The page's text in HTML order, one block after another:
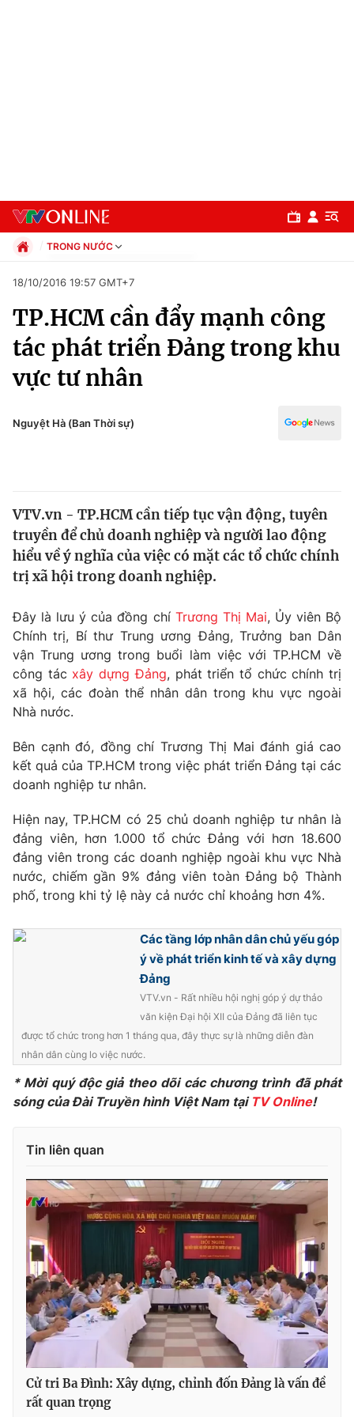
Chuyên mục
Chính trị
Thế giới
Tin tức
Câu chuyện quốc tế
Kinh tế
Tài chính
Thị trường
Góc doanh nghiệp
Dữ liệu và đời sống
Truyền hình
Phim VTV
Hậu trường
Nhân vật
Giải sao mai
Điện ảnh
Âm nhạc
Sao
Đời sống
Làm đẹp
Chất lượng cuộc sống
Giáo dục
Tuyển sinh
Học trực tuyến
Công nghệ
Hitech Công nghệ tương lai
Sản phẩm
Emagazine Podcast
Photo Infographic
VTV Money VTV Thể thao
VTV Sức khoẻ Bất động sản
Thị trường 24h Tấm lòng Việt
VTV4 Vươn mình bằng AI
VTV9 VTV8
Liên hệ tòa soạn
TRONG NƯỚC
Xã hội
Pháp luật
Thể thao
Truyền hình
18/10/2016 19:57 GMT+7
TP.HCM cần đẩy mạnh công
tác phát triển Đảng trong khu
vực tư nhân
Nguyệt Hà (Ban Thời sự)
VTV.vn - TP.HCM cần tiếp tục vận động, tuyên
truyền để chủ doanh nghiệp và người lao động
hiểu về ý nghĩa của việc có mặt các tổ chức chính
trị xã hội trong doanh nghiệp.
Đây là lưu ý của đồng chí Trương Thị Mai, Ủy viên Bộ
Chính trị, Bí thư Trung ương Đảng, Trưởng ban Dân
vận Trung ương trong buổi làm việc với TP.HCM về
công tác xây dựng Đảng, phát triển tổ chức chính trị
xã hội, các đoàn thể nhân dân trong khu vực ngoài
Nhà nước.
Bên cạnh đó, đồng chí Trương Thị Mai đánh giá cao
kết quả của TP.HCM trong việc phát triển Đảng tại các
doanh nghiệp tư nhân.
Hiện nay, TP.HCM có 25 chủ doanh nghiệp tư nhân là
đảng viên, hơn 1.000 tổ chức Đảng với hơn 18.600
đảng viên trong các doanh nghiệp ngoài khu vực Nhà
nước, chiếm gần 9% đảng viên toàn Đảng bộ Thành
phố, trong khi tỷ lệ này cả nước chỉ khoảng hơn 4%.
Các tầng lớp nhân dân chủ yếu góp
ý về phát triển kinh tế và xây dựng
Đảng
VTV.vn - Rất nhiều hội nghị góp ý dự thảo
văn kiện Đại hội XII của Đảng đã liên tục
được tổ chức trong hơn 1 tháng qua, đây thực sự là những diễn đàn
nhân dân cùng lo việc nước.
* Mời quý độc giả theo dõi các chương trình đã phát
sóng của Đài Truyền hình Việt Nam tại TV Online!
Tin liên quan
Cử tri Ba Đình: Xây dựng, chỉnh đốn Đảng là vấn đề
rất quan trọng